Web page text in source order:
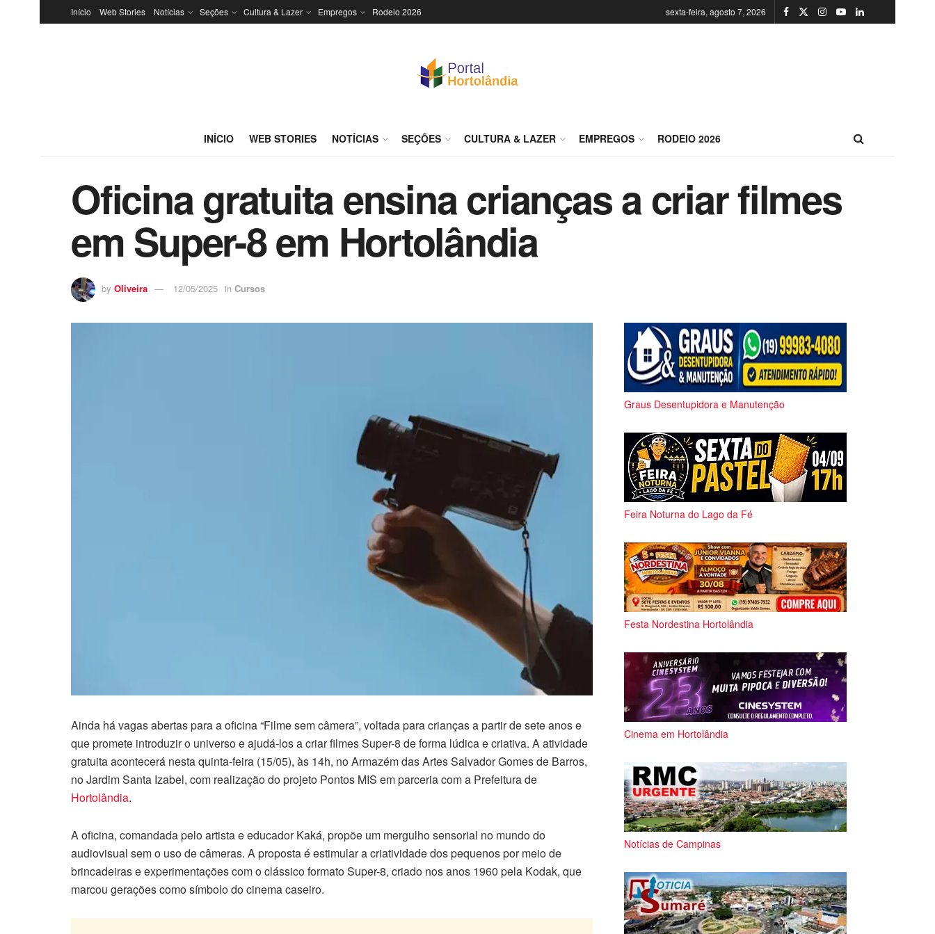
Início Web Stories Notícias Seções Cultura & Lazer Empregos Rodeio 2026 sexta-feira, agosto 7, 2026
INÍCIO WEB STORIES NOTÍCIAS SEÇÕES CULTURA & LAZER EMPREGOS RODEIO 2026
Oficina gratuita ensina crianças a criar filmes
em Super-8 em Hortolândia
by Oliveira 12/05/2025 in Cursos
Ainda há vagas abertas para a oficina “Filme sem câmera”, voltada para crianças a partir de sete anos e
que promete introduzir o universo e ajudá-los a criar filmes Super-8 de forma lúdica e criativa. A atividade
gratuita acontecerá nesta quinta-feira (15/05), às 14h, no Armazém das Artes Salvador Gomes de Barros,
no Jardim Santa Izabel, com realização do projeto Pontos MIS em parceria com a Prefeitura de
Hortolândia.
A oficina, comandada pelo artista e educador Kaká, propõe um mergulho sensorial no mundo do
audiovisual sem o uso de câmeras. A proposta é estimular a criatividade dos pequenos por meio de
brincadeiras e experimentações com o clássico formato Super-8, criado nos anos 1960 pela Kodak, que
marcou gerações como símbolo do cinema caseiro.
Graus Desentupidora e Manutenção
Feira Noturna do Lago da Fé
Festa Nordestina Hortolândia
Cinema em Hortolândia
Notícias de Campinas